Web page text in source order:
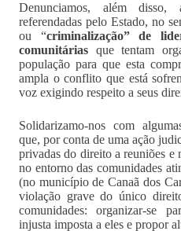
Denunciamos, além
referendadas pelo Estado, no
ou “criminalização” de
comunitárias que tentam
população para que esta
ampla o conflito que está
voz exigindo respeito a seus
Solidarizamo-nos com
que, por conta de uma ação
privadas do direito a reuniões e
no entorno das comunidades
(no município de Canaã dos
violação grave do único
comunidades: organizar-se
injusta imposta a eles e propor